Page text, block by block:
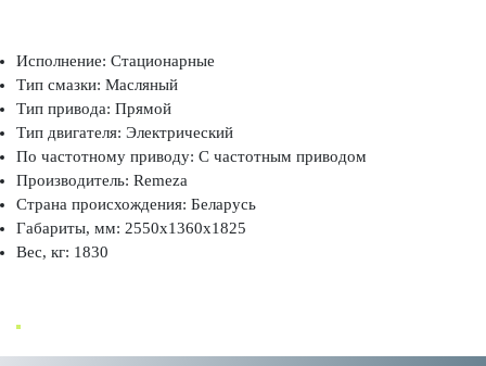
Исполнение: Стационарные
Тип смазки: Масляный
Тип привода: Прямой
Тип двигателя: Электрический
По частотному приводу: С частотным приводом
Производитель: Remeza
Страна происхождения: Беларусь
Габариты, мм: 2550x1360x1825
Вес, кг: 1830